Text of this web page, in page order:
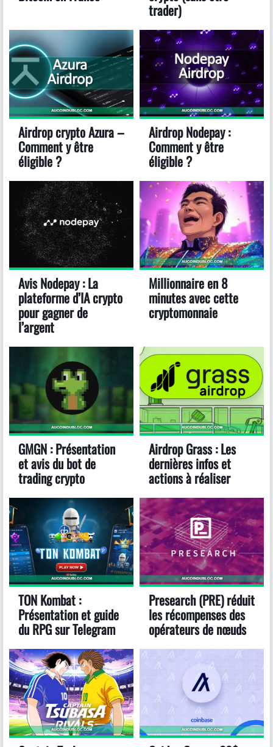
trader)
Airdrop crypto Azura –
Comment y être
éligible ?
Airdrop Nodepay :
Comment y être
éligible ?
Avis Nodepay : La
plateforme d’IA crypto
pour gagner de
l’argent
Millionnaire en 8
minutes avec cette
cryptomonnaie
GMGN : Présentation
et avis du bot de
trading crypto
Airdrop Grass : Les
dernières infos et
actions à réaliser
TON Kombat :
Présentation et guide
du RPG sur Telegram
Presearch (PRE) réduit
les récompenses des
opérateurs de nœuds